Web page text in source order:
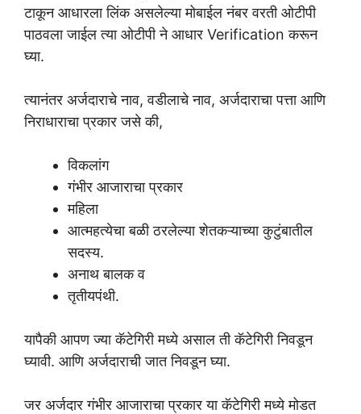
टाकून आधारला लिंक असलेल्या मोबाईल नंबर वरती ओटीपी
पाठवला जाईल त्या ओटीपी ने आधार Verification करून
घ्या.
त्यानंतर अर्जदाराचे नाव, वडीलाचे नाव, अर्जदाराचा पत्ता आणि
निराधाराचा प्रकार जसे की,
विकलांग
गंभीर आजाराचा प्रकार
महिला
आत्महत्येचा बळी ठरलेल्या शेतकऱ्याच्या कुटुंबातील
सदस्य.
अनाथ बालक व
तृतीयपंथी.
यापैकी आपण ज्या कॅटेगिरी मध्ये असाल ती कॅटेगिरी निवडून
घ्यावी. आणि अर्जदाराची जात निवडून घ्या.
जर अर्जदार गंभीर आजाराचा प्रकार या कॅटेगिरी मध्ये मोडत